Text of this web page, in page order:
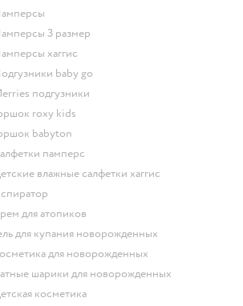
памперсы
памперсы 3 размер
памперсы хаггис
подгузники baby go
merries подгузники
roxy kids
babyton
салфетки памперс
детские влажные салфетки хаггис
аспиратор
крем для атопиков
для купания новорожденных
косметика для новорожденных
ватные шарики для новорожденных
детская косметика